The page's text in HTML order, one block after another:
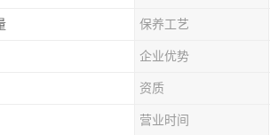
保养工艺
企业优势
资质
营业时间